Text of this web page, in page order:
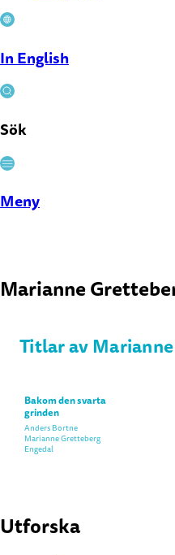
In English
Sök
Stäng
Meny
Marianne
Titlar av
Bakom den svarta
grinden
Anders Bortne
Marianne Gretteberg
Engedal
Utforska